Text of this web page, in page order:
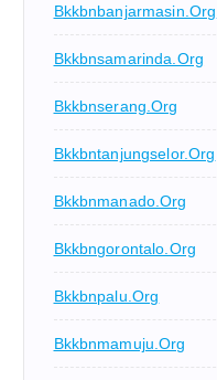
Bkkbnbanjarmasin.org
Bkkbnsamarinda.org
Bkkbnserang.org
Bkkbntanjungselor.org
Bkkbnmanado.org
Bkkbngorontalo.org
Bkkbnpalu.org
Bkkbnmamuju.org